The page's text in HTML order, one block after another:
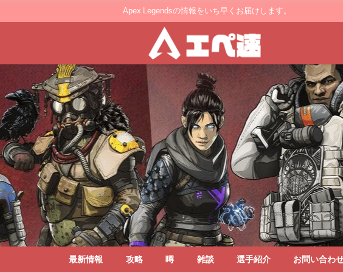
Apex Legendsの情報をいち早くお届けします。
最新情報 攻略 噂 雑談 選手紹介 お問い合わ